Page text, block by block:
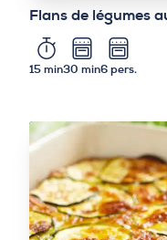
Flans de légumes
15 min30 min6 pers.